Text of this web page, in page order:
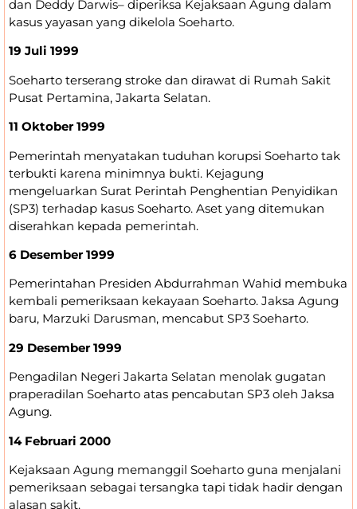
dan Deddy Darwis– diperiksa Kejaksaan Agung dalam
kasus yayasan yang dikelola Soeharto.
19 Juli 1999
Soeharto terserang stroke dan dirawat di Rumah Sakit
Pusat Pertamina, Jakarta Selatan.
11 Oktober 1999
Pemerintah menyatakan tuduhan korupsi Soeharto tak
terbukti karena minimnya bukti. Kejagung
mengeluarkan Surat Perintah Penghentian Penyidikan
(SP3) terhadap kasus Soeharto. Aset yang ditemukan
diserahkan kepada pemerintah.
6 Desember 1999
Pemerintahan Presiden Abdurrahman Wahid membuka
kembali pemeriksaan kekayaan Soeharto. Jaksa Agung
baru, Marzuki Darusman, mencabut SP3 Soeharto.
29 Desember 1999
Pengadilan Negeri Jakarta Selatan menolak gugatan
praperadilan Soeharto atas pencabutan SP3 oleh Jaksa
Agung.
14 Februari 2000
Kejaksaan Agung memanggil Soeharto guna menjalani
pemeriksaan sebagai tersangka tapi tidak hadir dengan
alasan sakit.